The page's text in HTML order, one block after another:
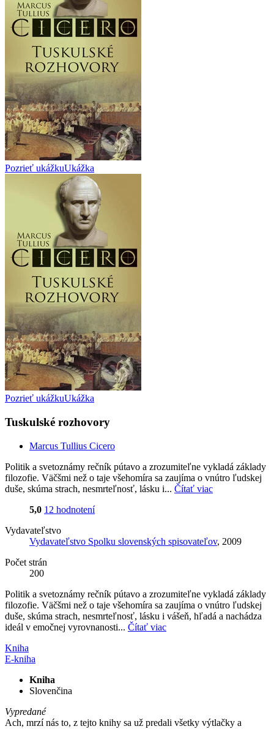
Pozrieť ukážkuUkážka
Pozrieť ukážkuUkážka
Tuskulské rozhovory
Marcus Tullius Cicero
Politik a svetoznámy rečník pútavo a zrozumiteľne vykladá základy
filozofie. Väčšmi než o taje všehomíra sa zaujíma o vnútro ľudskej
duše, skúma strach, nesmrteľnosť, lásku i... Čítať viac
5,0 12 hodnotení
Vydavateľstvo
Vydavateľstvo Spolku slovenských spisovateľov, 2009
Počet strán
200
Politik a svetoznámy rečník pútavo a zrozumiteľne vykladá základy
filozofie. Väčšmi než o taje všehomíra sa zaujíma o vnútro ľudskej
duše, skúma strach, nesmrteľnosť, lásku i vášeň, hľadá a nachádza
ideál v emočnej vyrovnanosti... Čítať viac
Kniha
E-kniha
Kniha
Slovenčina
Vypredané
Ach, mrzí nás to, z tejto knihy sa už predali všetky výtlačky a